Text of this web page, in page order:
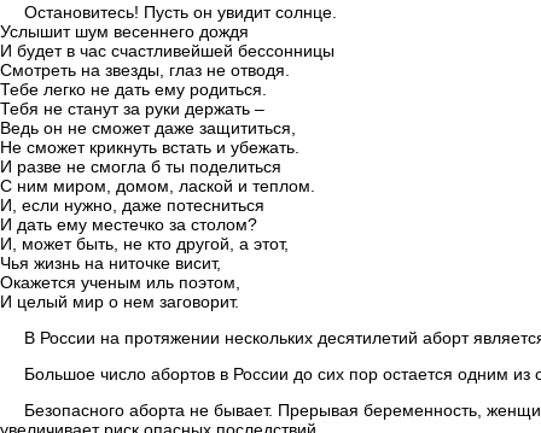
Остановитесь! Пусть он увидит солнце.
Услышит шум весеннего дождя
И будет в час счастливейшей бессонницы
Смотреть на звезды, глаз не отводя.
Тебе легко не дать ему родиться.
Тебя не станут за руки держать –
Ведь он не сможет даже защититься,
Не сможет крикнуть встать и убежать.
И разве не смогла б ты поделиться
С ним миром, домом, лаской и теплом.
И, если нужно, даже потесниться
И дать ему местечко за столом?
И, может быть, не кто другой, а этот,
Чья жизнь на ниточке висит,
Окажется ученым иль поэтом,
И целый мир о нем заговорит.
В России на протяжении нескольких десятилетий аборт
Большое число абортов в России до сих пор остается одним
Безопасного аборта не бывает. Прерывая беременность,
увеличивает риск опасных последствий.